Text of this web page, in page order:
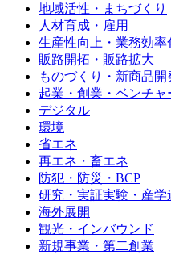
地域活性・まちづくり
人材育成・雇用
生産性向上・業務効率
販路開拓・販路拡大
ものづくり・新商品開
起業・創業・ベンチャ
デジタル
環境
省エネ
再エネ・畜エネ
防犯・防災・BCP
研究・実証実験・産学
海外展開
観光・インバウンド
新規事業・第二創業